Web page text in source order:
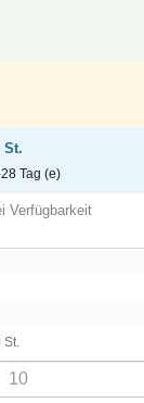
St.
Tag (e)
Verfügbarkeit